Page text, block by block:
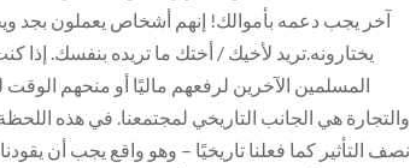
آخر يجب دعمه بأموالك! إنهم أشخاص يعملون بجد
يختارونه.تريد لأخيك / أختك ما تريده بنفسك.
المسلمين الآخرين لرفعهم ماليًا أو منحهم
والتجارة هي الجانب التاريخي لمجتمعنا. في هذه
نصف التأثير كما فعلنا تاريخيًا – وهو واقع يجب أن